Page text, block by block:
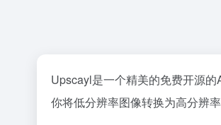
Upscayl是一个精美的免费开源
你将低分辨率图像转换为高分辨率